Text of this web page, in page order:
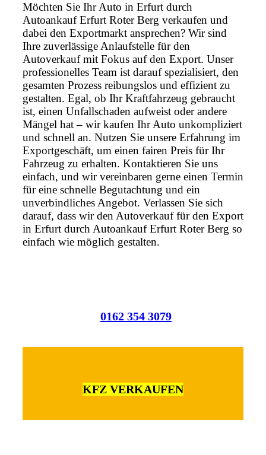
Möchten Sie Ihr Auto in Erfurt durch
Autoankauf Erfurt Roter Berg verkaufen und
dabei den Exportmarkt ansprechen? Wir sind
Ihre zuverlässige Anlaufstelle für den
Autoverkauf mit Fokus auf den Export. Unser
professionelles Team ist darauf spezialisiert, den
gesamten Prozess reibungslos und effizient zu
gestalten. Egal, ob Ihr Kraftfahrzeug gebraucht
ist, einen Unfallschaden aufweist oder andere
Mängel hat – wir kaufen Ihr Auto unkompliziert
und schnell an. Nutzen Sie unsere Erfahrung im
Exportgeschäft, um einen fairen Preis für Ihr
Fahrzeug zu erhalten. Kontaktieren Sie uns
einfach, und wir vereinbaren gerne einen Termin
für eine schnelle Begutachtung und ein
unverbindliches Angebot. Verlassen Sie sich
darauf, dass wir den Autoverkauf für den Export
in Erfurt durch Autoankauf Erfurt Roter Berg so
einfach wie möglich gestalten.
0162 354 3079
KFZ VERKAUFEN